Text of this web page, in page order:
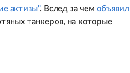
активы". Вслед за чем объявил
танкеров, на которые